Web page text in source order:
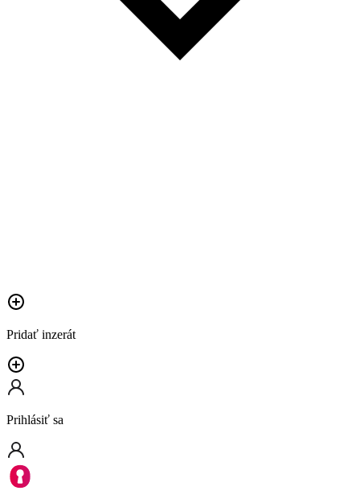
Pridať inzerát
Prihlásiť sa